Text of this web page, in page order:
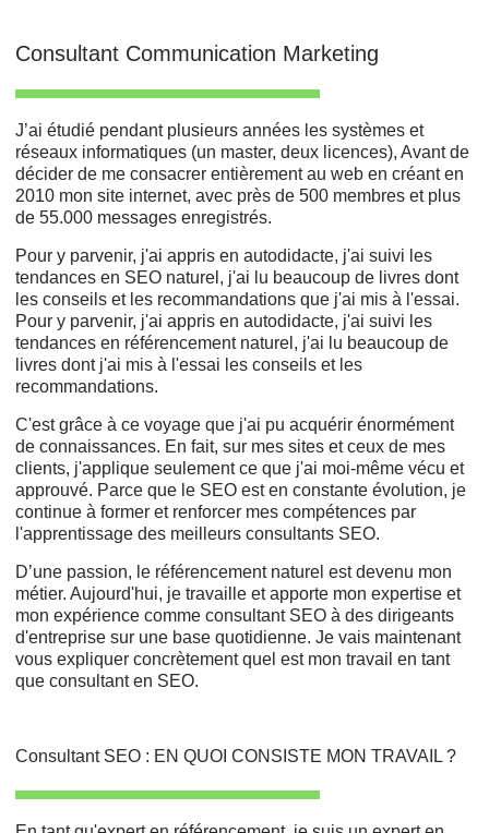
Consultant Communication Marketing
J’ai étudié pendant plusieurs années les systèmes et
réseaux informatiques (un master, deux licences), Avant de
décider de me consacrer entièrement au web en créant en
2010 mon site internet, avec près de 500 membres et plus
de 55.000 messages enregistrés.
Pour y parvenir, j'ai appris en autodidacte, j'ai suivi les
tendances en SEO naturel, j'ai lu beaucoup de livres dont
les conseils et les recommandations que j'ai mis à l'essai.
Pour y parvenir, j'ai appris en autodidacte, j'ai suivi les
tendances en référencement naturel, j'ai lu beaucoup de
livres dont j'ai mis à l'essai les conseils et les
recommandations.
C'est grâce à ce voyage que j'ai pu acquérir énormément
de connaissances. En fait, sur mes sites et ceux de mes
clients, j'applique seulement ce que j'ai moi-même vécu et
approuvé. Parce que le SEO est en constante évolution, je
continue à former et renforcer mes compétences par
l'apprentissage des meilleurs consultants SEO.
D’une passion, le référencement naturel est devenu mon
métier. Aujourd'hui, je travaille et apporte mon expertise et
mon expérience comme consultant SEO à des dirigeants
d'entreprise sur une base quotidienne. Je vais maintenant
vous expliquer concrètement quel est mon travail en tant
que consultant en SEO.
Consultant SEO : EN QUOI CONSISTE MON TRAVAIL ?